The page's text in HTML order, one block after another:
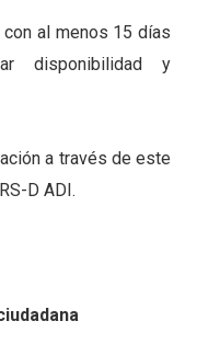
al menos 15 días
disponibilidad y
a través de este
D ADI.